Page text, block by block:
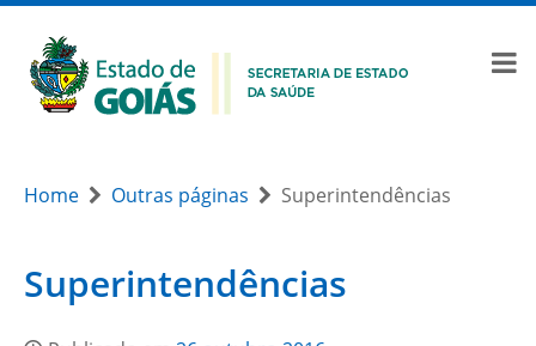
Home Outras páginas Superintendências
Superintendências